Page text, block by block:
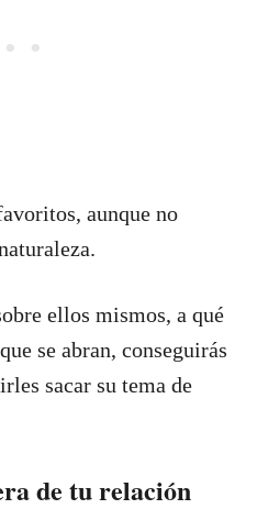
aunque no
ellos mismos, a qué
se abran, conseguirás
sacar su tema de
de tu relación